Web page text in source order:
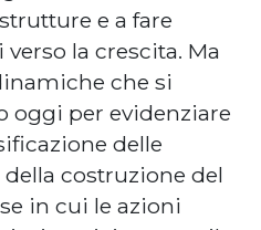
e a fare
la crescita. Ma
che si
oggi per evidenziare
delle
costruzione del
in cui le azioni